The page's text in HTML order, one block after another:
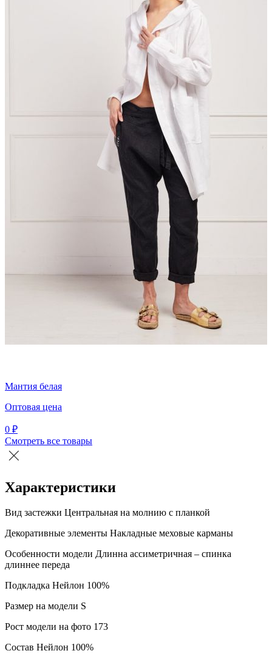
Мантия белая
Оптовая цена
0 ₽
Смотреть все товары
Характеристики
Вид застежки Центральная на молнию с планкой
Декоративные элементы Накладные меховые карманы
Особенности модели Длинна ассиметричная – спинка
длиннее переда
Подкладка Нейлон 100%
Размер на модели S
Рост модели на фото 173
Состав Нейлон 100%